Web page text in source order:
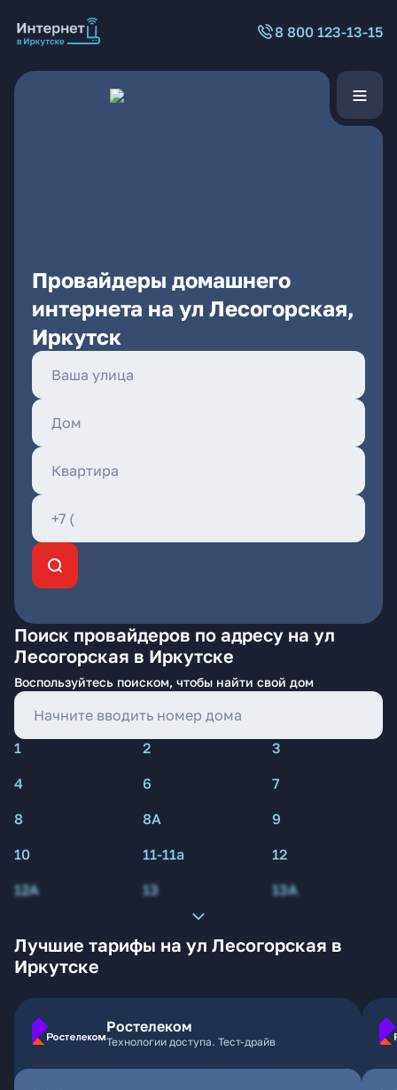
8 800 123-13-15
Провайдеры домашнего
интернета на ул Лесогорская,
Иркутск
Поиск провайдеров по адресу на ул
Лесогорская в Иркутске
Воспользуйтесь поиском, чтобы найти свой дом
1 2
3
4
6
7
8
8А
9
10
11-11а
12
12А
13 13А
Лучшие тарифы на ул Лесогорская в
Иркутске
Ростелеком
Технологии доступа. Тест-драйв